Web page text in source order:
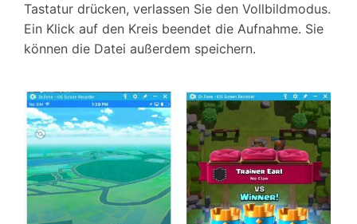
Tastatur drücken, verlassen Sie den Vollbildmodus.
Ein Klick auf den Kreis beendet die Aufnahme. Sie
können die Datei außerdem speichern.